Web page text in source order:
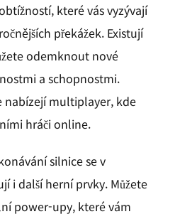
které vás vyzývají
překážek. Existují
odemknout nové
a schopnostmi.
nabízejí multiplayer, kde
hráči online.
silnice se v
i další herní prvky. Můžete
power-upy, které vám